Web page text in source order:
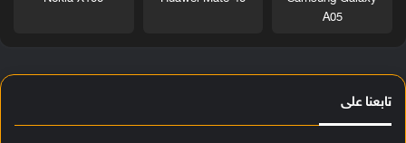
A05
تابعنا على